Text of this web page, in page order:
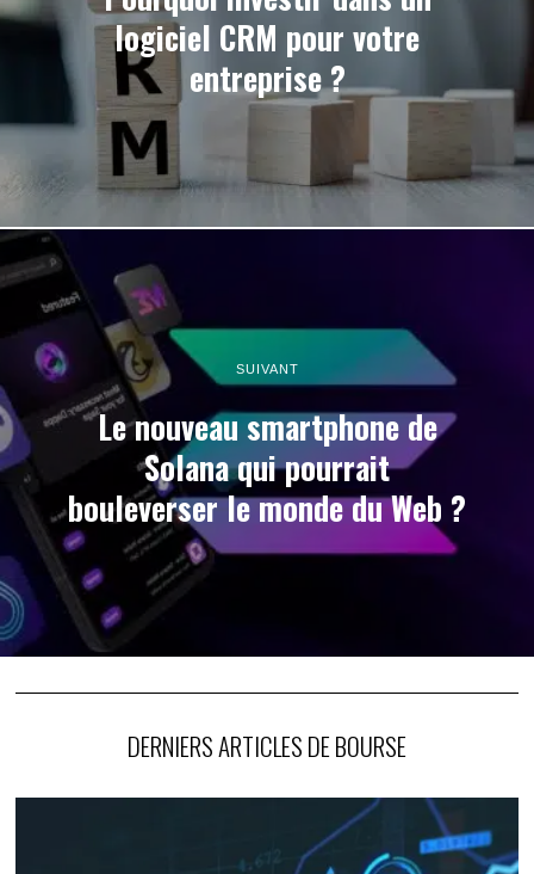
logiciel CRM pour votre
entreprise ?
SUIVANT
Le nouveau smartphone de
Solana qui pourrait
bouleverser le monde du Web ?
DERNIERS ARTICLES DE BOURSE